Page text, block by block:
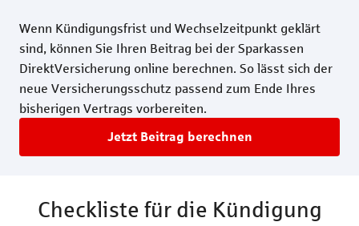
Wenn Kündigungsfrist und Wechselzeitpunkt geklärt
sind, können Sie Ihren Beitrag bei der Sparkassen
DirektVersicherung online berechnen. So lässt sich der
neue Versicherungsschutz passend zum Ende Ihres
bisherigen Vertrags vorbereiten.
Jetzt Beitrag berechnen
Checkliste für die Kündigung